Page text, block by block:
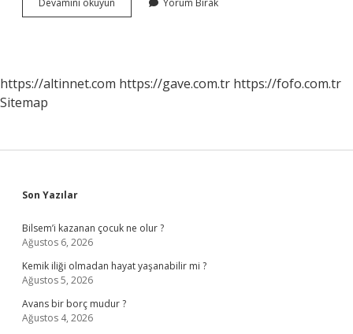
Devamını okuyun
Sekreteri
Yorum Bırak
https://altinnet.com https://gave.com.tr https://fofo.com.tr
Sitemap
Sidebar
Son Yazılar
Bilsem’i kazanan çocuk ne olur ?
Ağustos 6, 2026
Kemik iliği olmadan hayat yaşanabilir mi ?
Ağustos 5, 2026
Avans bir borç mudur ?
Ağustos 4, 2026